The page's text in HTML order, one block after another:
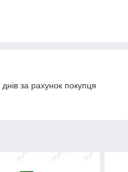
за рахунок покупця